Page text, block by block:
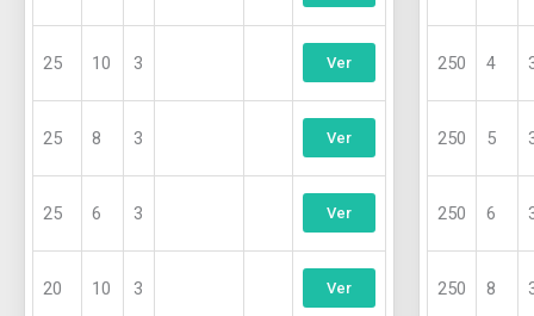
25 10 3 Ver
25 8 3 Ver
25 6 3 Ver
20 10 3 Ver
de
250 4
250 5
250 6
250 8
de